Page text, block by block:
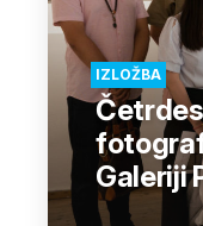
IZLOŽBA
Galeriji